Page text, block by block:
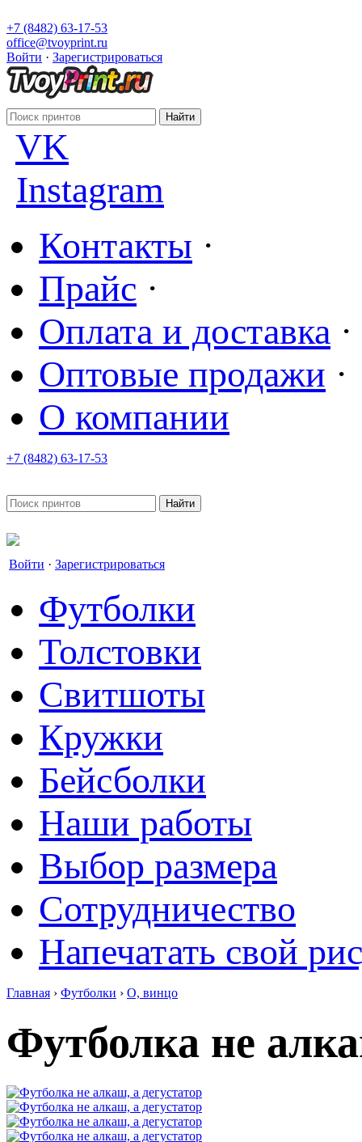
+7 (8482) 63-17-53
office@tvoyprint.ru
Войти · Зарегистрироваться
VK
Instagram
Контакты ·
Прайс ·
Оплата и доставка ·
Оптовые продажи ·
О компании
+7 (8482) 63-17-53
Войти · Зарегистрироваться
Футболки
Толстовки
Свитшоты
Кружки
Бейсболки
Наши работы
Выбор размера
Сотрудничество
Напечатать свой
Главная › Футболки › О, винцо
Футболка не